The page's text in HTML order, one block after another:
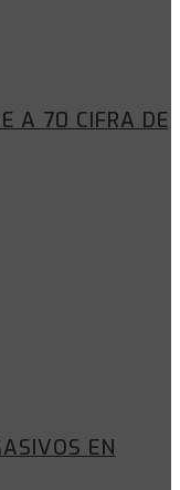
A 70 CIFRA DE
EN